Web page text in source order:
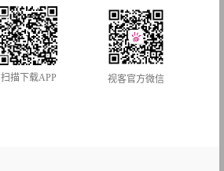
扫描下载APP 视客官方微信